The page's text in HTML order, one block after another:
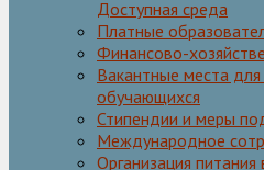
Доступная среда
Платные
Финансово-
Вакантные места
обучающихся
Стипендии и меры
Международное
Организация